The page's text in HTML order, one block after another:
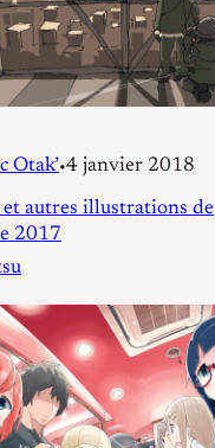
Otak’•4 janvier 2018
autres illustrations de
2017